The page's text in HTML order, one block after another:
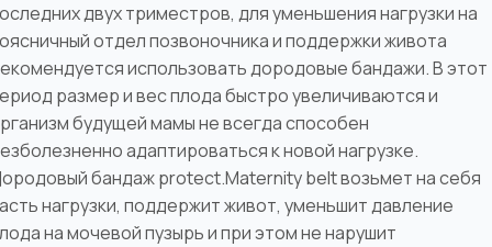
двух триместров, для уменьшения нагрузки на
отдел позвоночника и поддержки живота
использовать дородовые бандажи. В этот
размер и вес плода быстро увеличиваются и
будущей мамы не всегда способен
адаптироваться к новой нагрузке.
бандаж protect.Maternity belt возьмет на себя
нагрузки, поддержит живот, уменьшит давление
на мочевой пузырь и при этом не нарушит